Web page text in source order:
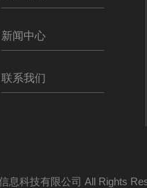
新闻中心
联系我们
息科技有限公司 All Rights